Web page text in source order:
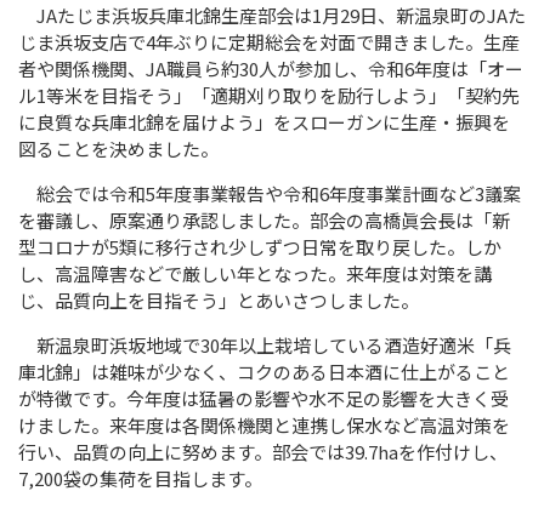
JAたじま浜坂兵庫北錦生産部会は1月29日、新温泉町のJAた
じま浜坂支店で4年ぶりに定期総会を対面で開きました。生産
者や関係機関、 JA職員ら約30人が参加し、令和6年度は「オー
ル1等米を目指そう」「適期刈り取りを励行しよう」「契約先
に良質な兵庫北錦を届けよう」をスローガンに生産・振興を
図ることを決めました。
総会では令和5年度事業報告や令和6年度事業計画など3議案
を審議し、原案通り承認しました。部会の高橋眞会長は「新
型コロナが5類に移行され少しずつ日常を取り戻した。しか
し、高温障害などで厳しい年となった。来年度は対策を講
じ、品質向上を目指そう」とあいさつしました。
新温泉町浜坂地域で30年以上栽培している酒造好適米「兵
庫北錦」は雑味が少なく、コクのある日本酒に仕上がること
が特徴です。 今年度は猛暑の影響や水不足の影響を大きく受
けました。来年度は各関係機関と連携し保水など高温対策を
行い、品質の向上に努めます。部会では39.7haを作付けし、
7,200袋の集荷を目指します。